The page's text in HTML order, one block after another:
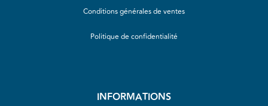
Conditions générales de ventes
Politique de confidentialité
INFORMATIONS